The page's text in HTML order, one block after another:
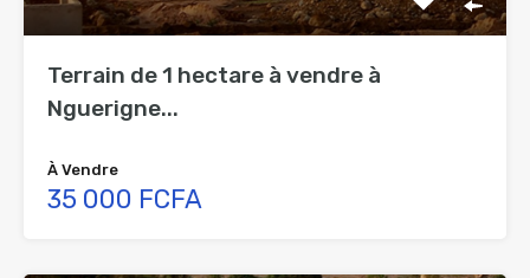
Terrain de 1 hectare à vendre à
Nguerigne...
À Vendre
35 000 FCFA